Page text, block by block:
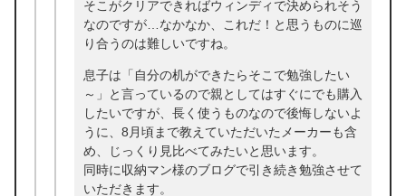
そこがクリアできればウィンディで決められそう
なのですが…なかなか、これだ！と思うものに巡
り合うのは難しいですね。
息子は「自分の机ができたらそこで勉強したい
～」と言っているので親としてはすぐにでも購入
したいですが、長く使うものなので後悔しないよ
うに、8月頃まで教えていただいたメーカーも含
め、じっくり見比べてみたいと思います。
同時に収納マン様のブログで引き続き勉強させて
いただきます。